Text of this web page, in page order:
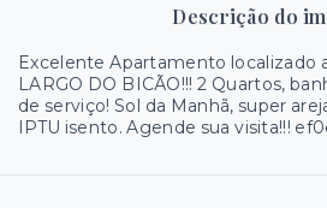
Descrição do
Excelente Apartamento localizado
LARGO DO BICÃO!!! 2 Quartos,
de serviço! Sol da Manhã, super
IPTU isento. Agende sua visita!!!